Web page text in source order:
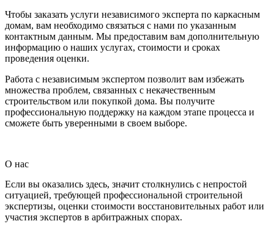
Чтобы заказать услуги независимого эксперта по каркасным
домам, вам необходимо связаться с нами по указанным
контактным данным. Мы предоставим вам дополнительную
информацию о наших услугах, стоимости и сроках
проведения оценки.
Работа с независимым экспертом позволит вам избежать
множества проблем, связанных с некачественным
строительством или покупкой дома. Вы получите
профессиональную поддержку на каждом этапе процесса и
сможете быть уверенными в своем выборе.
О нас
Если вы оказались здесь, значит столкнулись с непростой
ситуацией, требующей профессиональной строительной
экспертизы, оценки стоимости восстановительных работ или
участия экспертов в арбитражных спорах.